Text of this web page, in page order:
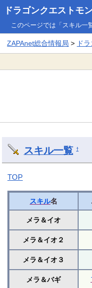
ドラゴンクエストモ
このページでは「スキル一
ZAPAnet総合情報局 > ド
スキル一覧 †
TOP
スキル名
メラ＆イオ
メラ＆イオ２
メラ＆イオ３
メラ＆バギ